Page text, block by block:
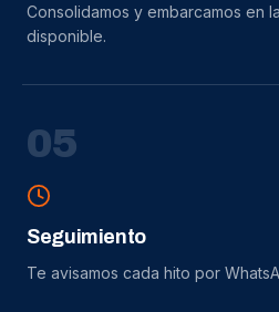
Consolidamos y embarcamos en
disponible.
05
Seguimiento
Te avisamos cada hito por